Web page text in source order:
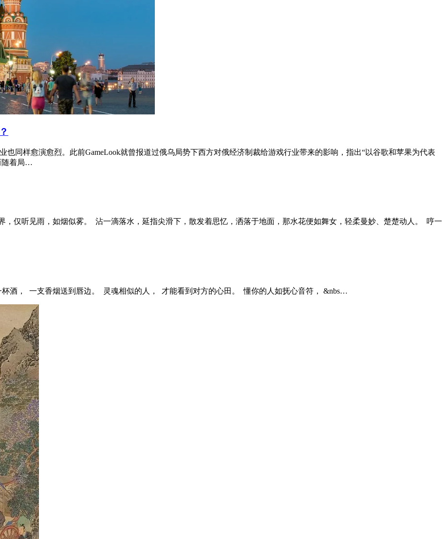
也同样愈演愈烈。此前GameLook就曾报道过俄乌局势下西方对俄经济制裁给游戏行业带来的影响，指出“以谷歌和苹果为代表
随着局…
仅听见雨，如烟似雾。 沾一滴落水，延指尖滑下，散发着思忆，洒落于地面，那水花便如舞女，轻柔曼妙、楚楚动人。 哼一
酒， 一支香烟送到唇边。 灵魂相似的人， 才能看到对方的心田。 懂你的人如抚心音符， &nbs…